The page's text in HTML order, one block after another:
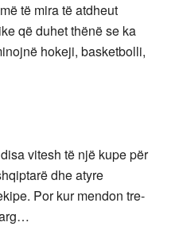
të mira të atdheut
që duhet thënë se ka
hokeji, basketbolli,
vitesh të një kupe për
dhe atyre
Por kur mendon tre-